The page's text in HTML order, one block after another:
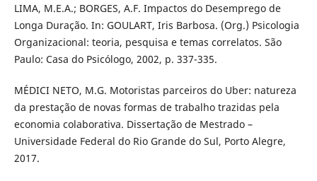
LIMA, M.E.A.; BORGES, A.F. Impactos do Desemprego de
Longa Duração. In: GOULART, Iris Barbosa. (Org.) Psicologia
Organizacional: teoria, pesquisa e temas correlatos. São
Paulo: Casa do Psicólogo, 2002, p. 337-335.
MÉDICI NETO, M.G. Motoristas parceiros do Uber: natureza
da prestação de novas formas de trabalho trazidas pela
economia colaborativa. Dissertação de Mestrado –
Universidade Federal do Rio Grande do Sul, Porto Alegre,
2017.